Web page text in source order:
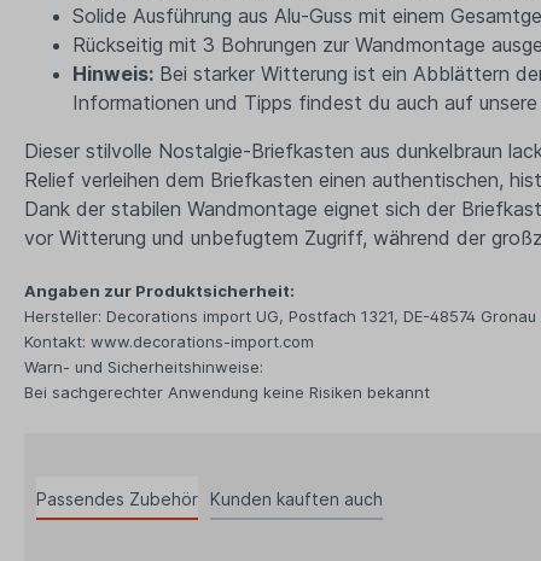
Solide Ausführung aus Alu-Guss mit einem
Rückseitig mit 3 Bohrungen zur Wandmontage
Hinweis: Bei starker Witterung ist ein Abblättern
Informationen und Tipps findest du auch auf
Dieser stilvolle Nostalgie-Briefkasten aus dunkelbraun
Relief verleihen dem Briefkasten einen authentischen,
Dank der stabilen Wandmontage eignet sich der
vor Witterung und unbefugtem Zugriff, während der
Angaben zur Produktsicherheit:
Hersteller: Decorations import UG, Postfach 1321, DE-48574 Gronau
Kontakt: www.decorations-import.com
Warn- und Sicherheitshinweise:
Bei sachgerechter Anwendung keine Risiken bekannt
Passendes Zubehör Kunden kauften auch